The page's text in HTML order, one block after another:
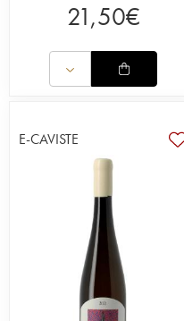
21,50€
E-CAVISTE